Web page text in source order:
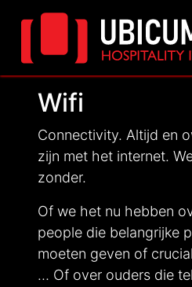
Wifi
Connectivity. Altijd en
zijn met het internet.
zonder.
Of we het nu hebben
people die belangrijke
moeten geven of
… Of over ouders die